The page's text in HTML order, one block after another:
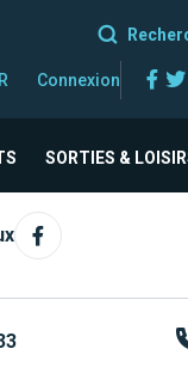
Connexion
SORTIES &